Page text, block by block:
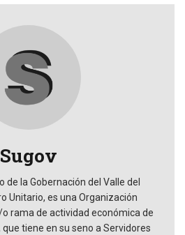
Sugov
de la Gobernación del Valle del
Unitario, es una Organización
rama de actividad económica de
tiene en su seno a Servidores